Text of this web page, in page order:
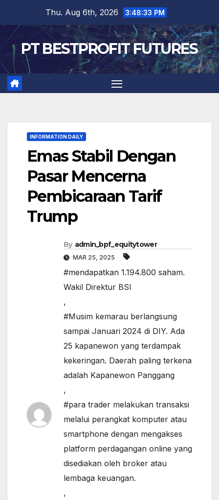
content
Thu. Aug 6th, 2026 3:48:34 PM
PT BESTPROFIT FUTURES
INFORMATION DAILY
Emas Stabil Dengan
Pasar Mencerna
Pembicaraan Tarif
Trump
By admin_bpf_equitytower
MAR 25, 2025
#mendapatkan 1.194.800 saham.
Wakil Direktur BSI
,
#Musim kemarau berlangsung
sampai Januari 2024 di DIY. Ada
25 kapanewon yang terdampak
kekeringan. Daerah paling terkena
adalah Kapanewon Panggang
,
#para trader melakukan transaksi
melalui perangkat komputer atau
smartphone dengan mengakses
platform perdagangan online yang
disediakan oleh broker atau
lembaga keuangan.
,